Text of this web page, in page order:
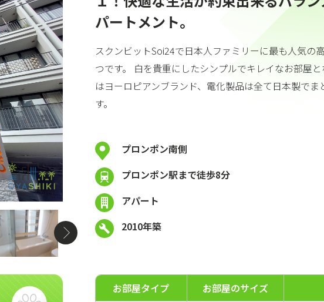
パートメント。
スクンビットSoi24で日本人ファミリーに最も人気の
つです。 白を貴重にしたシンプルでキレイなお部屋
はヨーロピアンブランド、電化製品は全て日本製でま
す。
プロンポン南側
プロンポン駅まで徒歩8分
アパート
2010年築
お部屋タイプ お部屋のサイズ